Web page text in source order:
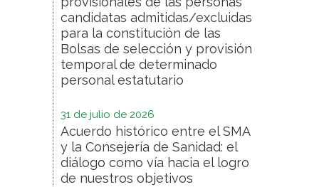
candidatas admitidas/excluidas
para la constitución de las
Bolsas de selección y provisión
temporal de determinado
personal estatutario
31 de julio de 2026
Acuerdo histórico entre el SMA
y la Consejería de Sanidad: el
diálogo como vía hacia el logro
de nuestros objetivos